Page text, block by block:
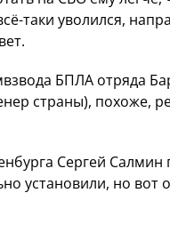
таки уволился,
БПЛА отряда
страны), похоже,
Сергей
установили, но вот